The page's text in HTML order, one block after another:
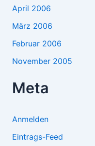
April 2006
März 2006
Februar 2006
November 2005
Meta
Anmelden
Eintrags-Feed